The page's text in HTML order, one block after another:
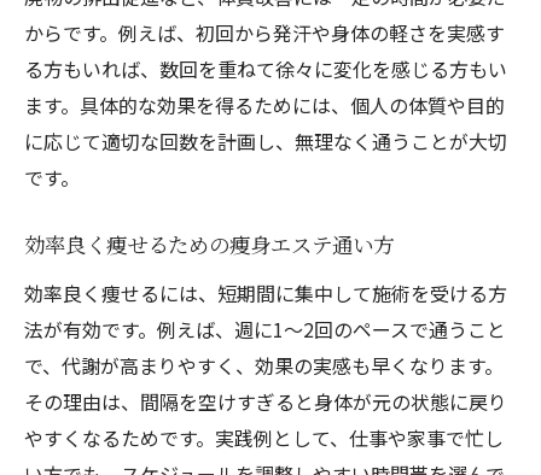
からです。例えば、初回から発汗や身体の軽さを実感す
る方もいれば、数回を重ねて徐々に変化を感じる方もい
ます。具体的な効果を得るためには、個人の体質や目的
に応じて適切な回数を計画し、無理なく通うことが大切
です。
効率良く痩せるための痩身エステ通い方
効率良く痩せるには、短期間に集中して施術を受ける方
法が有効です。例えば、週に1～2回のペースで通うこと
で、代謝が高まりやすく、効果の実感も早くなります。
その理由は、間隔を空けすぎると身体が元の状態に戻り
やすくなるためです。実践例として、仕事や家事で忙し